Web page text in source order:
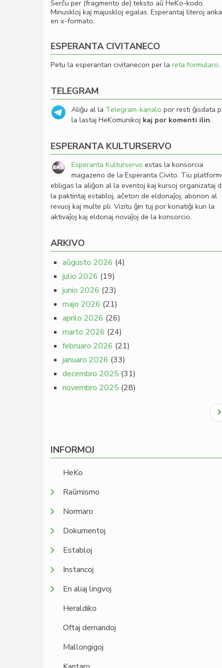
Serĉu per (fragmento de) teksto aŭ HeKo-kodo.
Minuskloj kaj majuskloj egalas. Esperantaj literoj
en x-formato.
ESPERANTA CIVITANECO
Petu la esperantan civitanecon per la reta formularo.
TELEGRAM
Aliĝu al la Telegram-kanalo por resti ĝisdata
la lastaj HeKomunikoj kaj por komenti ilin.
ESPERANTA KULTURSERVO
Esperanta Kulturservo estas la konsorcia
magazeno de la Esperanta Civito. Tiu
ebligas la aliĝon al la eventoj kaj kursoj organizataj
la paktintaj establoj, aĉeton de eldonaĵoj, abonon al
revuoj kaj multe pli. Vizitu ĝin tuj por konatiĝi kun la
aktivaĵoj kaj eldonaj novaĵoj de la konsorcio.
ARKIVO
aŭgusto 2026 (4)
julio 2026 (19)
junio 2026 (23)
majo 2026 (21)
aprilo 2026 (26)
marto 2026 (24)
februaro 2026 (21)
januaro 2026 (33)
decembro 2025 (31)
novembro 2025 (28)
INFORMOJ
HeKo
Raŭmismo
Normaro
Dokumentoj
Establoj
Instancoj
En aliaj lingvoj
Heraldiko
Oftaj demandoj
Mallongigoj